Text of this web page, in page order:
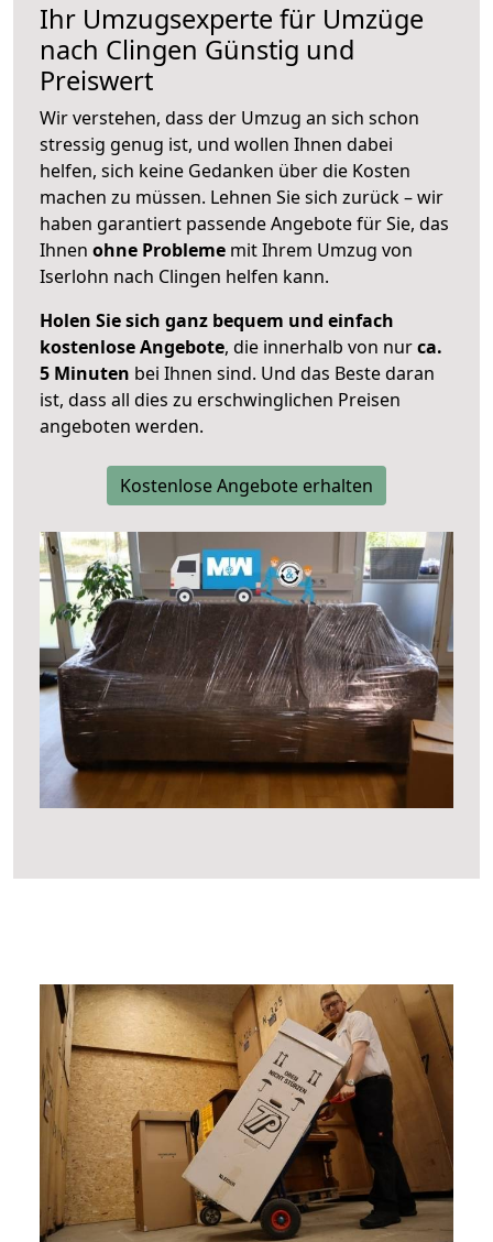
Ihr Umzugsexperte für Umzüge
nach Clingen Günstig und
Preiswert
Wir verstehen, dass der Umzug an sich schon
stressig genug ist, und wollen Ihnen dabei
helfen, sich keine Gedanken über die Kosten
machen zu müssen. Lehnen Sie sich zurück – wir
haben garantiert passende Angebote für Sie, das
Ihnen ohne Probleme mit Ihrem Umzug von
Iserlohn nach Clingen helfen kann.
Holen Sie sich ganz bequem und einfach
kostenlose Angebote, die innerhalb von nurca.
5 Minuten bei Ihnen sind. Und das Beste daran
ist, dass all dies zu erschwinglichen Preisen
angeboten werden.
Kostenlose Angebote erhalten